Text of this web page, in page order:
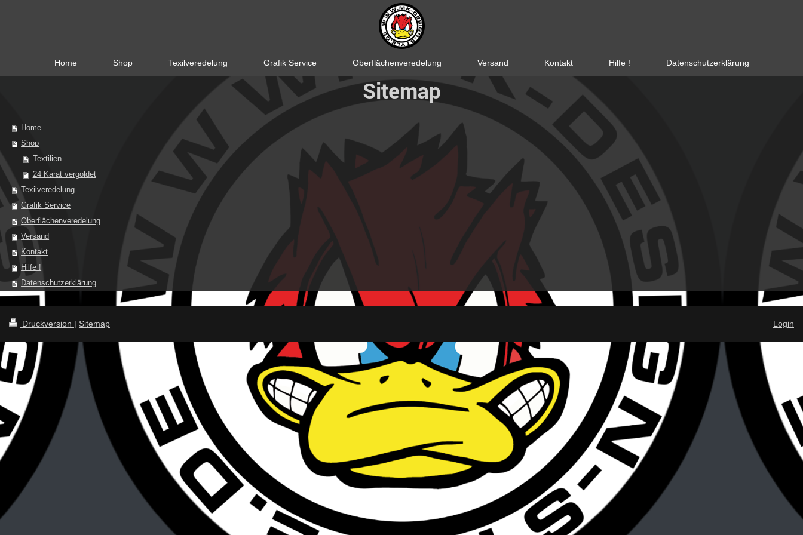
Home Shop Texilveredelung Grafik Service Oberflächenveredelung Versand Kontakt Hilfe ! Datenschutzerklärung
Sitemap
Home
Shop
Textilien
24 Karat vergoldet
Texilveredelung
Grafik Service
Oberflächenveredelung
Versand
Kontakt
Hilfe !
Datenschutzerklärung
Druckversion | Sitemap Login